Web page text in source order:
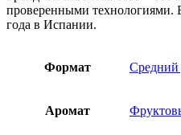
проверенными технологиями.
года в Испании.
Формат Средний
Аромат